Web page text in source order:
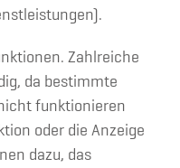
Zahlreiche
da bestimmte
funktionieren
oder die Anzeige
dazu, das